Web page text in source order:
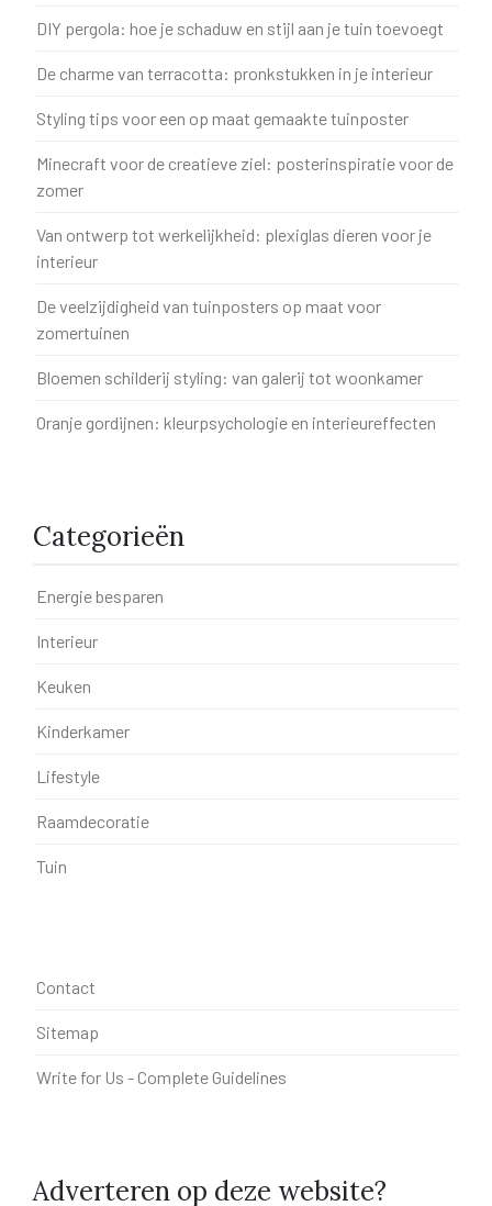
DIY pergola: hoe je schaduw en stijl aan je tuin toevoegt
De charme van terracotta: pronkstukken in je interieur
Styling tips voor een op maat gemaakte tuinposter
Minecraft voor de creatieve ziel: posterinspiratie voor de
zomer
Van ontwerp tot werkelijkheid: plexiglas dieren voor je
interieur
De veelzijdigheid van tuinposters op maat voor
zomertuinen
Bloemen schilderij styling: van galerij tot woonkamer
Oranje gordijnen: kleurpsychologie en interieureffecten
Categorieën
Energie besparen
Interieur
Keuken
Kinderkamer
Lifestyle
Raamdecoratie
Tuin
Contact
Sitemap
Write for Us - Complete Guidelines
Adverteren op deze website?